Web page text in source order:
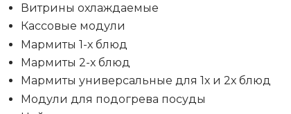
Витрины охлаждаемые
Кассовые модули
Мармиты 1-х блюд
Мармиты 2-х блюд
Мармиты универсальные для 1х и 2х блюд
Модули для подогрева посуды